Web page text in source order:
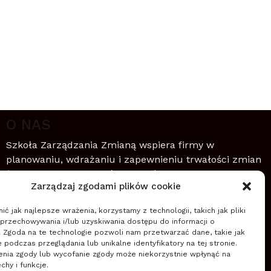
Zarządzaj zgodami plików cookie
jak najlepsze wrażenia, korzystamy z technologii, takich jak pliki
i/lub uzyskiwania dostępu do informacji o
Zgoda na te technologie pozwoli nam przetwarzać dane, takie jak
podczas przeglądania lub unikalne identyfikatory na tej stronie.
zgody lub wycofanie zgody może niekorzystnie wpłynąć na
i funkcje.
O NAS
Szkoła Zarządzania Zmianą wspiera firmy w
planowaniu, wdrażaniu i zapewnieniu trwałości zmian
(nowych przedsięwzięć, projektów, innowacji,
transformacji) wykorzystując zwinne podejście do
Czytaj więcej